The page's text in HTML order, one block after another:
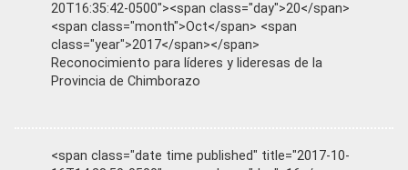
20T16:35:42-0500"><span class="day">20</span>
<span class="month">Oct</span> <span
class="year">2017</span></span>
Reconocimiento para líderes y lideresas de la
Provincia de Chimborazo
<span class="date time published" title="2017-10-